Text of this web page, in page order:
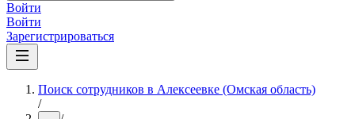
Войти
Войти
Зарегистрироваться
Поиск сотрудников в Алексеевке (Омская область)
/